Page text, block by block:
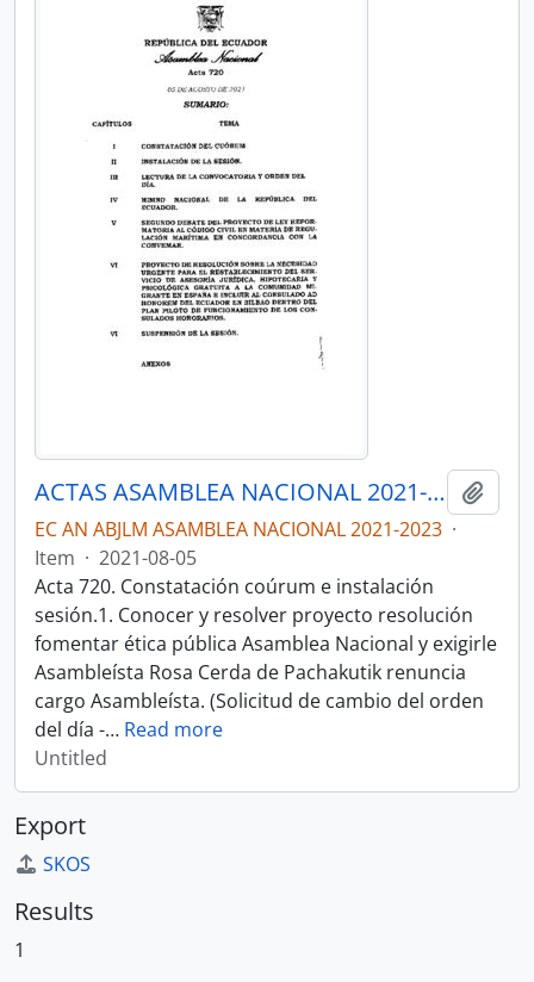
ACTAS ASAMBLEA NACIONAL 2021-2023
EC AN ABJLM ASAMBLEA NACIONAL 2021-2023 ·
Item · 2021-08-05
Acta 720. Constatación coúrum e instalación
sesión.1. Conocer y resolver proyecto resolución
fomentar ética pública Asamblea Nacional y exigirle
Asambleísta Rosa Cerda de Pachakutik renuncia
cargo Asambleísta. (Solicitud de cambio del orden
del día -… Read more
Untitled
Export
SKOS
Results
1